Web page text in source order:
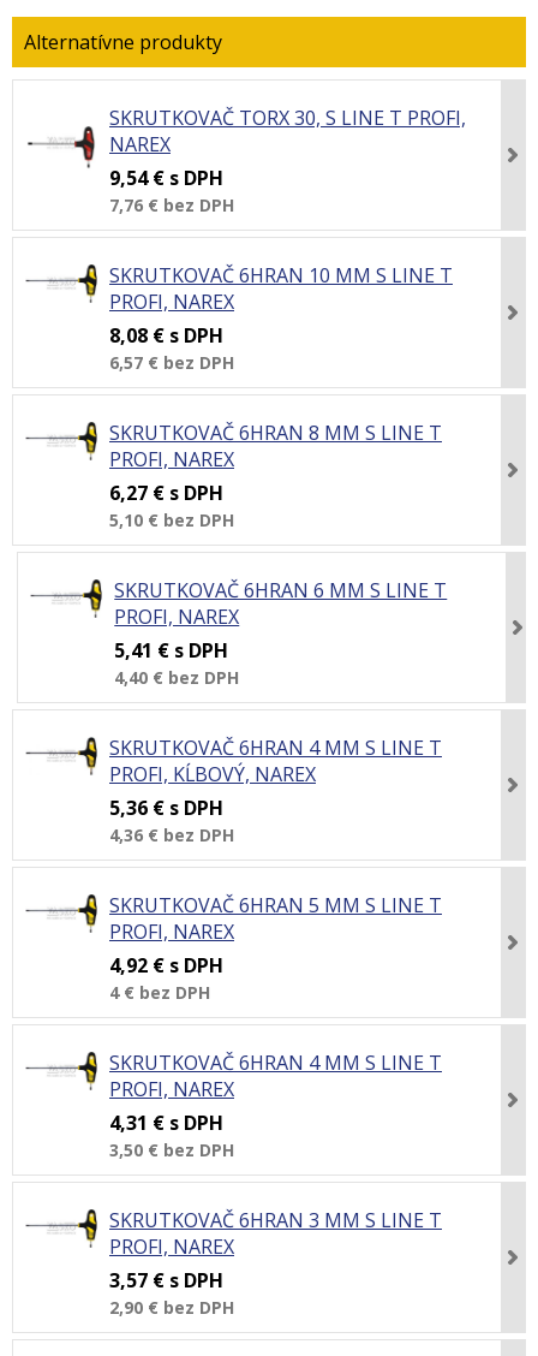
SKRUTKOVAČ TORX 30, S LINE T PROFI,
NAREX
9,54 € s DPH
7,76 € bez DPH
SKRUTKOVAČ 6HRAN 10 MM S LINE T
PROFI, NAREX
8,08 € s DPH
6,57 € bez DPH
SKRUTKOVAČ 6HRAN 8 MM S LINE T
PROFI, NAREX
6,27 € s DPH
5,10 € bez DPH
SKRUTKOVAČ 6HRAN 6 MM S LINE T
PROFI, NAREX
5,41 € s DPH
4,40 € bez DPH
SKRUTKOVAČ 6HRAN 4 MM S LINE T
PROFI, KĹBOVÝ, NAREX
5,36 € s DPH
4,36 € bez DPH
SKRUTKOVAČ 6HRAN 5 MM S LINE T
PROFI, NAREX
4,92 € s DPH
4 € bez DPH
SKRUTKOVAČ 6HRAN 4 MM S LINE T
PROFI, NAREX
4,31 € s DPH
3,50 € bez DPH
SKRUTKOVAČ 6HRAN 3 MM S LINE T
PROFI, NAREX
3,57 € s DPH
2,90 € bez DPH